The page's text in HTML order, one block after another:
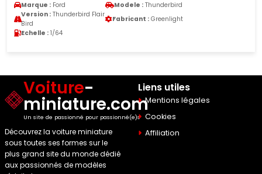
Marque : Ford Modele : Thunderbird
Version : Thunderbird Flair
Bird
Fabricant : Greenlight
Echelle : 1/64
Voiture-
miniature.com
Un site de passionné pour passionné(e)s
Découvrez la voiture miniature
sous toutes ses formes sur le
plus grand site du monde dédié
aux passionnés de modèles
Liens utiles
Mentions légales
Cookies
Affiliation